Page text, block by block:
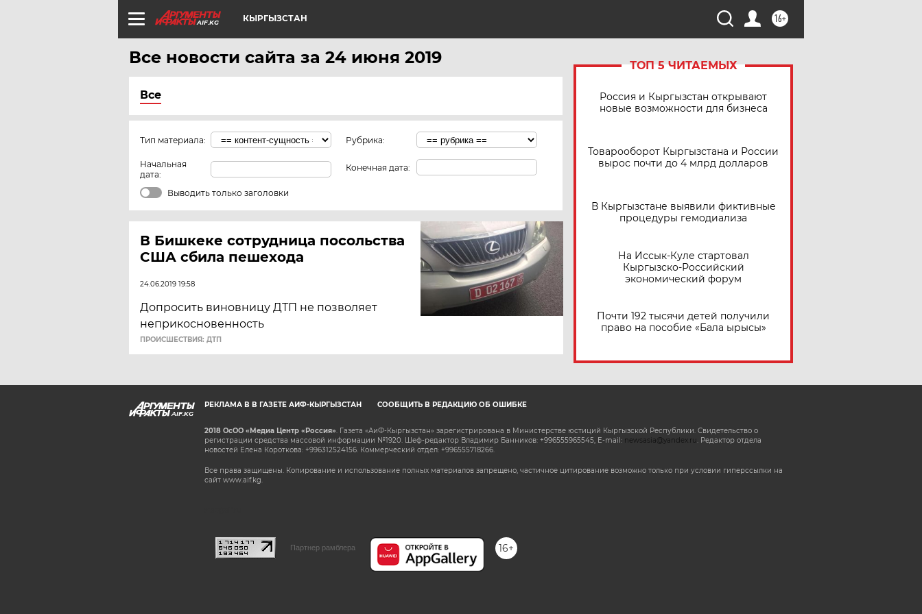
AIF.KG 16+
КЫРГЫЗСТАН
Все новости сайта за 24 июня 2019
Все
Тип материала: Рубрика:
Начальная
дата:
Конечная дата:
Выводить только заголовки
В Бишкеке сотрудница посольства
США сбила пешехода
24.06.2019 19:58
Допросить виновницу ДТП не позволяет
неприкосновенность
ПРОИСШЕСТВИЯ: ДТП
ТОП 5 ЧИТАЕМЫХ
Россия и Кыргызстан открывают
новые возможности для бизнеса
Товарооборот Кыргызстана и России
вырос почти до 4 млрд долларов
В Кыргызстане выявили фиктивные
процедуры гемодиализа
На Иссык-Куле стартовал
Кыргызско-Российский
экономический форум
Почти 192 тысячи детей получили
право на пособие «Бала ырысы»
AIF.KG
РЕКЛАМА В В ГАЗЕТЕ АИФ-КЫРГЫЗСТАН СООБЩИТЬ В РЕДАКЦИЮ ОБ ОШИБКЕ
2018 ОсОО «Медиа Центр «Россия». Газета «АиФ-Кыргызстан» зарегистрирована в Министерстве юстиций Кыргызской Республики. Свидетельство о
регистрации средства массовой информации №1920. Шеф-редактор Владимир Банников: +996555965545, E-mail: newsasia@yandex.ru. Редактор отдела
новостей Елена Короткова: +996312524156. Коммерческий отдел: +996555718266.
Все права защищены. Копирование и использование полных материалов запрещено, частичное цитирование возможно только при условии гиперссылки на
сайт www.aif.kg.
Партнер рамблера 16+